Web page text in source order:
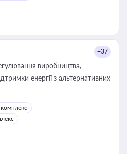
+37
виробництва,
енергії з альтернативних